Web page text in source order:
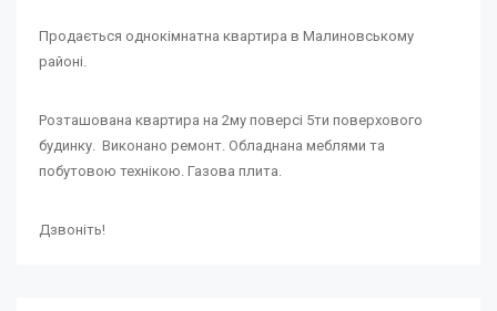
Продається однокімнатна квартира в Малиновському
районі.
Розташована квартира на 2му поверсі 5ти поверхового
будинку. Виконано ремонт. Обладнана меблями та
побутовою технікою. Газова плита.
Дзвоніть!